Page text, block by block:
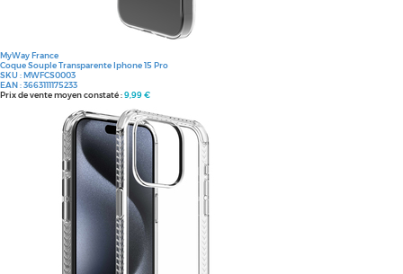
MyWay France
Coque Souple Transparente Iphone 15 Pro
SKU :MWFCS0003
EAN :3663111175233
Prix de vente moyen constaté :9,99 €